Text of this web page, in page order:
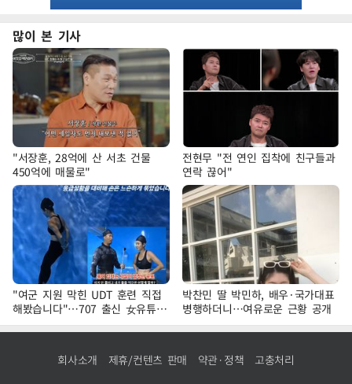
많이 본 기사
"서장훈, 28억에 산 서초 건물
450억에 매물로"
전현무 "전 연인 집착에 친구들과
연락 끊어"
"여군 지원 막힌 UDT 훈련 직접
해봤습니다"…707 출신 女유튜버
'완벽 소화'
박찬민 딸 박민하, 배우·국가대표
병행하더니…여유로운 근황 공개
회사소개 제휴/컨텐츠 판매 약관·정책 고충처리